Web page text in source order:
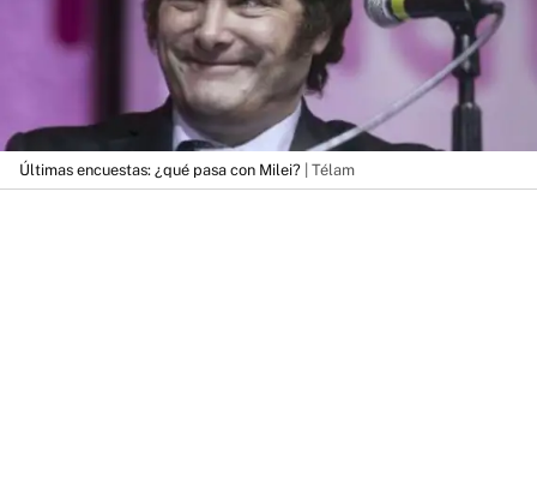
Últimas encuestas: ¿qué pasa con Milei? | Télam